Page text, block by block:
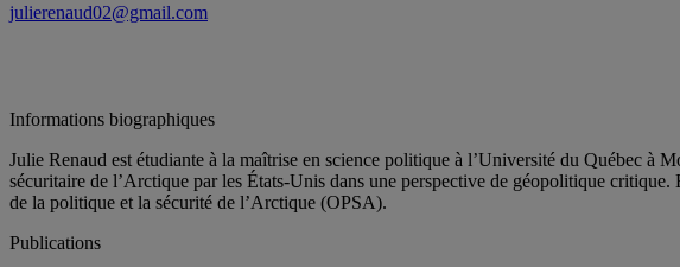
julierenaud02@gmail.com
Informations biographiques
Julie Renaud est étudiante à la maîtrise en science politique à l’Université du Québec à
sécuritaire de l’Arctique par les États-Unis dans une perspective de géopolitique
de la politique et la sécurité de l’Arctique (OPSA).
Publications